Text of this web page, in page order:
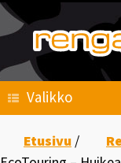
Skip
content
Valikko
Etusivu /